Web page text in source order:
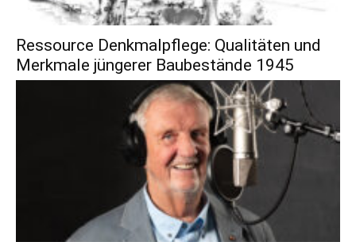
Ressource Denkmalpflege: Qualitäten und
Merkmale jüngerer Baubestände 1945